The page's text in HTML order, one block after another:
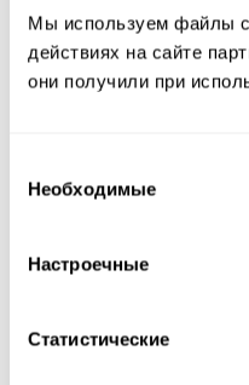
Мы используем файлы
действиях на сайте
они получили при
согласия
Необходимые
Настроечные
Статистические